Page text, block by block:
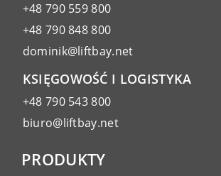
+48 790 559 800
+48 790 848 800
dominik@liftbay.net
KSIĘGOWOŚĆ I LOGISTYKA
+48 790 543 800
biuro@liftbay.net
PRODUKTY